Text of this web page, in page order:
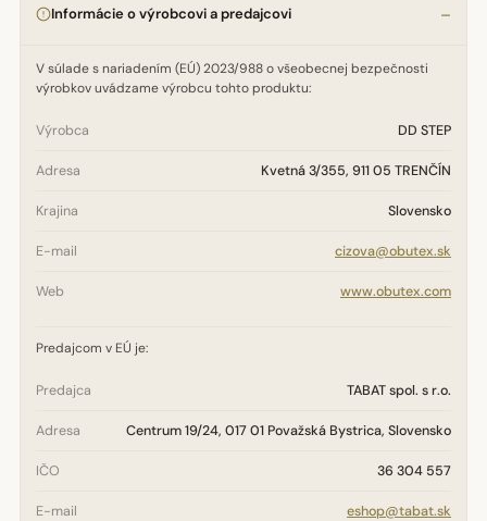
Informácie o výrobcovi a predajcovi
V súlade s nariadením (EÚ) 2023/988 o všeobecnej bezpečnosti
výrobkov uvádzame výrobcu tohto produktu:
Výrobca DD STEP
Adresa Kvetná 3/355, 911 05 TRENČÍN
Krajina Slovensko
E-mail cizova@obutex.sk
Web www.obutex.com
Predajcom v EÚ je:
Predajca TABAT spol. s r.o.
Adresa Centrum 19/24, 017 01 Považská Bystrica, Slovensko
IČO 36 304 557
E-mail eshop@tabat.sk